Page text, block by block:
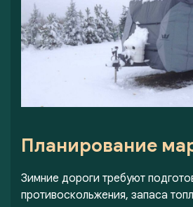
Планирование
Зимние дороги требуют
противоскольжения, запаса